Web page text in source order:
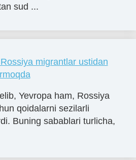
sud ...
migrantlar ustidan
Yevropa ham, Rossiya
qoidalarni sezilarli
Buning sabablari turlicha,